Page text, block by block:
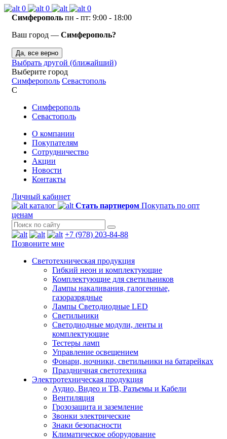
0 0
0
Симферополь пн - пт: 9:00 - 18:00
Ваш город — Симферополь?
Да, все верно
Выбрать другой (ближайший)
Выберите город
Симферополь Севастополь
С
Симферополь
Севастополь
О компании
Покупателям
Сотрудничество
Акции
Новости
Контакты
Личный кабинет
каталог
Стать партнером Покупать по опт
ценам
+7 (978) 203-84-88
Позвоните мне
Светотехническая продукция
Гибкий неон и комплектующие
Комплектующие для светильников
Лампы накаливания, галогенные,
газоразрядные
Лампы Светодиодные LED
Светильники
Светодиодные модули, ленты и
комплектующие
Тестеры ламп
Управление освещением
Фонари, ночники, светильники на батарейках
Праздничная светотехника
Электротехническая продукция
Аудио, Видео и ТВ, Разъемы и Кабели
Вентиляция
Грозозащита и заземление
Звонки электрические
Знаки безопасности
Климатическое оборудование